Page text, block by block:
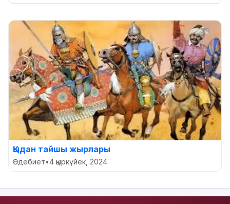
Қыдан тайшы жырлары
Әдебиет•4 қыркүйек, 2024